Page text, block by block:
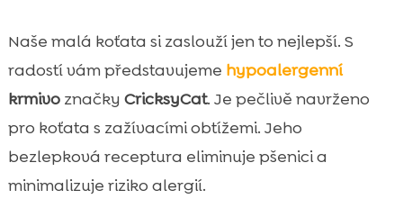
Naše malá koťata si zaslouží jen to nejlepší. S
radostí vám představujeme hypoalergenní
krmivoznačky CricksyCat. Je pečlivě navrženo
pro koťata s zažívacími obtížemi. Jeho
bezlepková receptura eliminuje pšenici a
minimalizuje riziko alergií.